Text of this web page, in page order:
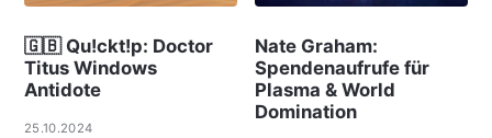
🇬🇧 Qu!ckt!p: Doctor
Titus Windows
Antidote
25.10.2024
Nate Graham:
Spendenaufrufe für
Plasma & World
Domination